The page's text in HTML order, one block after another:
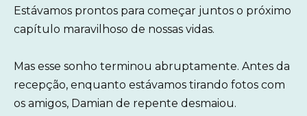
Estávamos prontos para começar juntos o próximo
capítulo maravilhoso de nossas vidas.
Mas esse sonho terminou abruptamente. Antes da
recepção, enquanto estávamos tirando fotos com
os amigos, Damian de repente desmaiou.